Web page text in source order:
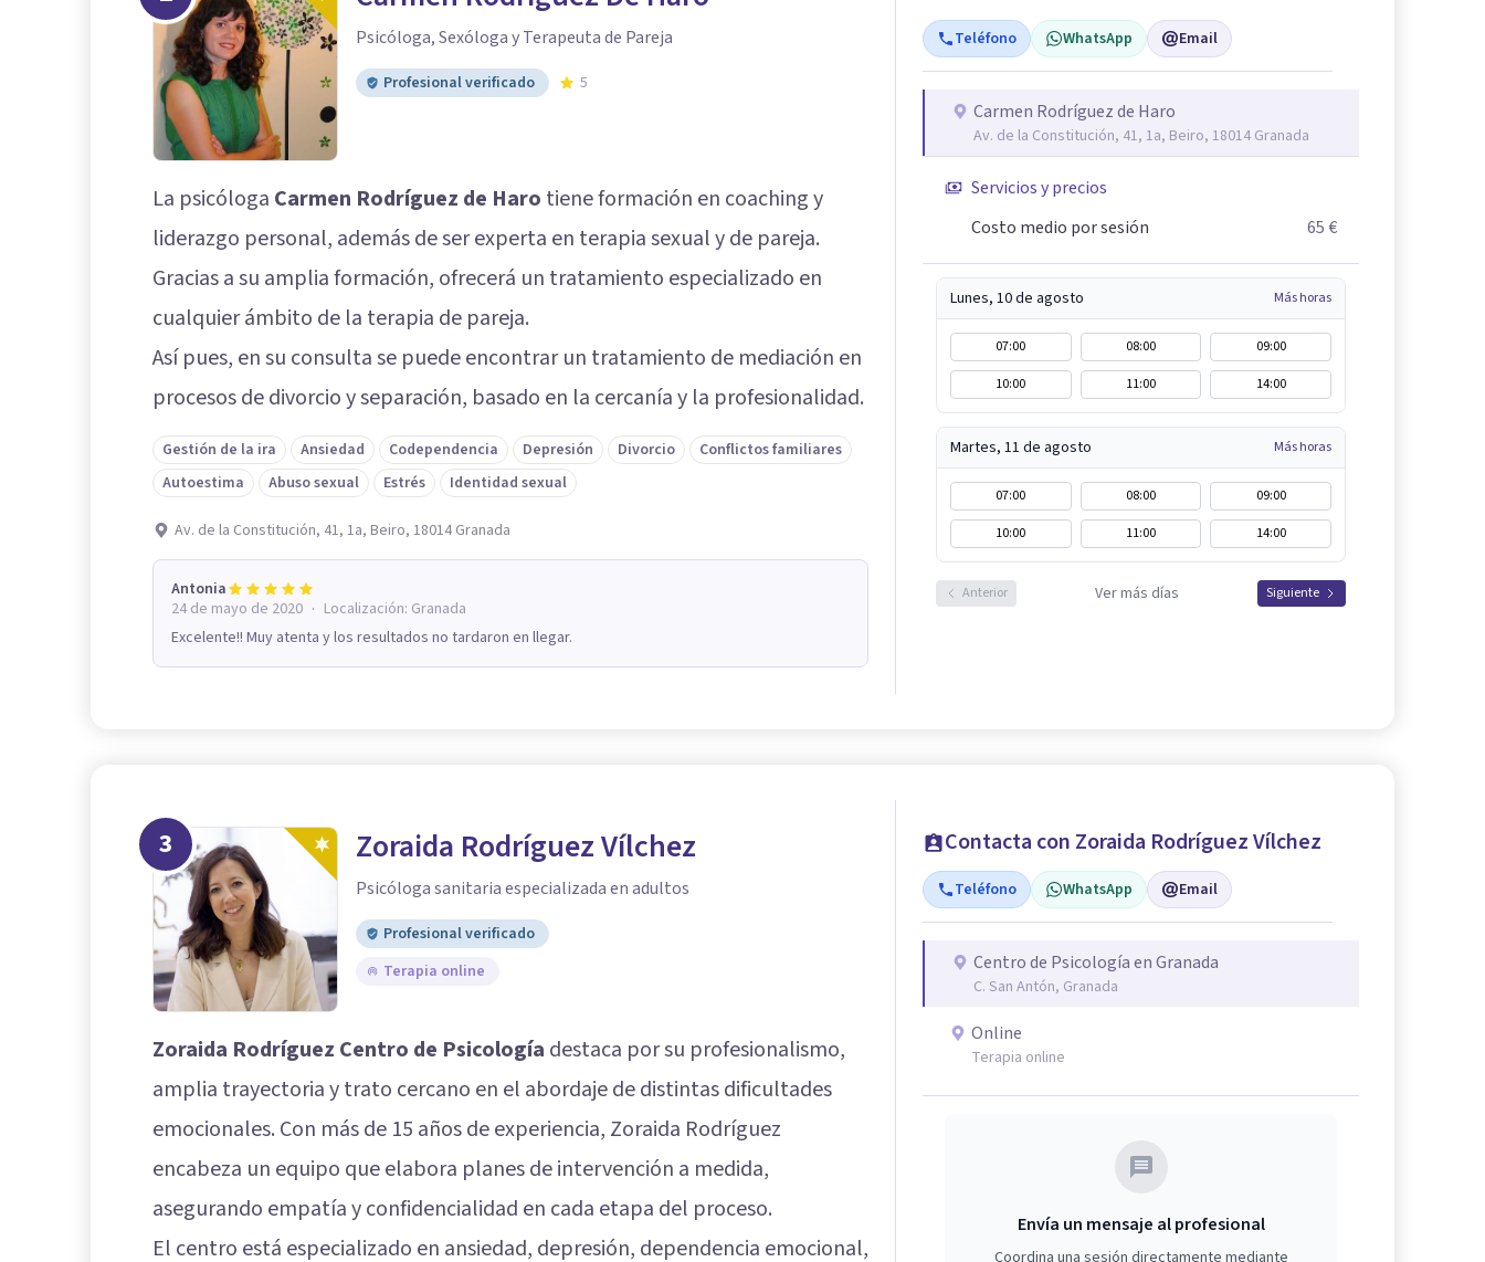
Psicóloga, Sexóloga y Terapeuta de Pareja
Profesional verificado 5
La psicóloga Carmen Rodríguez de Haro tiene formación en coaching y
liderazgo personal, además de ser experta en terapia sexual y de pareja.
Gracias a su amplia formación, ofrecerá un tratamiento especializado en
cualquier ámbito de la terapia de pareja.
Así pues, en su consulta se puede encontrar un tratamiento de mediación en
procesos de divorcio y separación, basado en la cercanía y la profesionalidad.
Gestión de la ira Ansiedad Codependencia Depresión Divorcio
Conflictos familiares
Autoestima
Abuso sexual Estrés Identidad sexual
Av. de la Constitución, 41, 1a, Beiro, 18014 Granada
Antonia
24 de mayo de 2020 · Localización: Granada
Excelente!! Muy atenta y los resultados no tardaron en llegar.
Teléfono WhatsApp Email
Carmen Rodríguez de Haro
Av. de la Constitución, 41, 1a, Beiro, 18014 Granada
Servicios y precios
Costo medio por sesión
65 €
Lunes, 10 de agosto Más horas
07:00 08:00
09:00
10:00
11:00 14:00
Martes, 11 de agosto Más horas
07:00 08:00
09:00
10:00
11:00 14:00
Anterior Ver más días Siguiente
3 Zoraida Rodríguez Vílchez
Psicóloga sanitaria especializada en adultos
Profesional verificado
Terapia online
Zoraida Rodríguez Centro de Psicología destaca por su profesionalismo,
amplia trayectoria y trato cercano en el abordaje de distintas dificultades
emocionales. Con más de 15 años de experiencia, Zoraida Rodríguez
encabeza un equipo que elabora planes de intervención a medida,
asegurando empatía y confidencialidad en cada etapa del proceso.
El centro está especializado en ansiedad, depresión, dependencia emocional,
Contacta con Zoraida Rodríguez Vílchez
Teléfono WhatsApp Email
Centro de Psicología en Granada
C. San Antón, Granada
Online
Terapia online
Envía un mensaje al profesional
Coordina una sesión directamente mediante